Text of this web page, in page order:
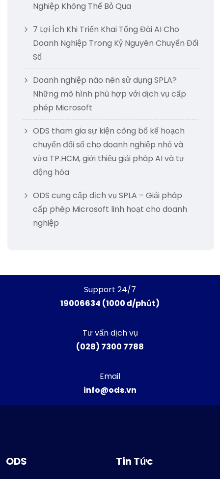
Nghiệp Không Thể Bỏ Qua
7 Lợi Ích Khi Triển Khai Tổng Đài AI Cho
Doanh Nghiệp Trong Kỷ Nguyên Chuyển Đổi
Số
Doanh nghiệp nào nên sử dụng SPLA?
Những mô hình phù hợp với dịch vụ cấp
phép Microsoft
ODS tham gia sự kiện công bố kế hoạch
chuyển đổi số cho doanh nghiệp nhỏ và
vừa TP.HCM, giới thiệu giải pháp AI và tự
động hóa
ODS cung cấp dịch vụ SPLA – Giải pháp
cấp phép Microsoft linh hoạt cho doanh
nghiệp
Support 24/7
19006634 (1000 đ/phút)
Tư vấn dịch vụ
(028) 7300 7788
Email
info@ods.vn
ODS Tin Tức